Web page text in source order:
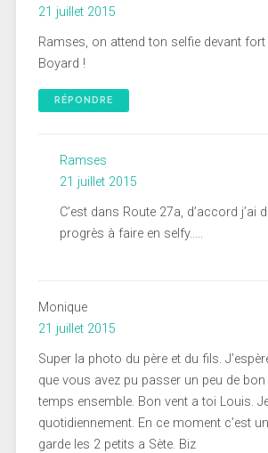
21 juillet 2015
Ramses, on attend ton selfie devant fort
Boyard !
RÉPONDRE
Ramses
21 juillet 2015
C’est dans Route 27a, d’accord j’ai
progrès à faire en selfy…..
Monique
21 juillet 2015
Super la photo du père et du fils.
que vous avez pu passer un peu de bon
temps ensemble. Bon vent a toi Louis.
quotidiennement. En ce moment c’est
garde les 2 petits a Sète. Biz